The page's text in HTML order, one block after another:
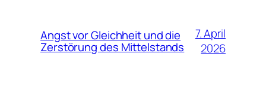
Angst vor Gleichheit und die
Zerstörung des Mittelstands
7. April
2026